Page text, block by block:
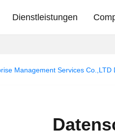
Dienstleistungen
Management Services Co.,LTD